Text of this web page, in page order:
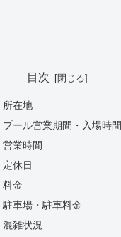
目次
所在地
プール営業期間・入場時間
営業時間
定休日
料金
駐車場・駐車料金
混雑状況